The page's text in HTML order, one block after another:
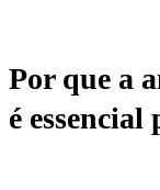
Por que a
é